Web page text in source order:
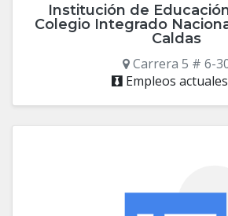
Institución de
Colegio Integrado
Caldas
Carrera 5 # 6-
Empleos